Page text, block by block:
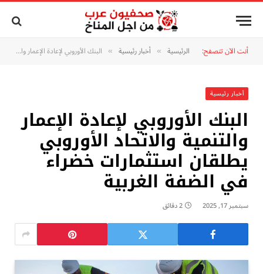
أنت الآن تتصفح: الرئيسية » أخبار رئيسية » البنك الأوروبي لإعادة الإعمار والتنمية والاتحاد الأوروبي يطلقان استثمارات خضراء في الضفة الغربية
أخبار رئيسية
البنك الأوروبي لإعادة الإعمار
والتنمية والاتحاد الأوروبي
يطلقان استثمارات خضراء
في الضفة الغربية
سبتمبر 17, 2025 2 دقائق